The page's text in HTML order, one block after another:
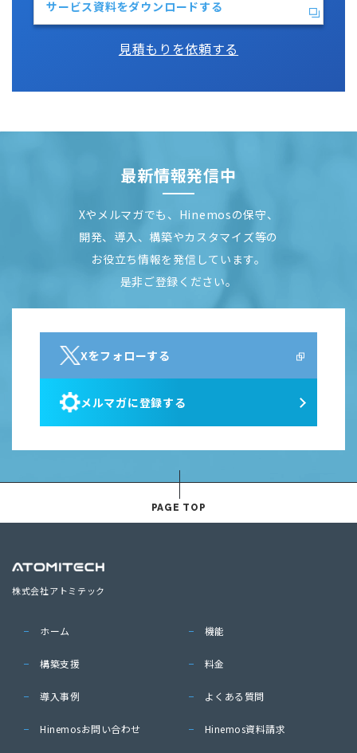
サービス資料をダウンロードする
見積もりを依頼する
最新情報発信中
Xやメルマガでも、Hinemosの保守、
開発、導入、構築やカスタマイズ等の
お役立ち情報を発信しています。
是非ご登録ください。
Xをフォローする
メルマガに登録する
PAGE TOP
株式会社アトミテック
ホーム 機能
構築支援 料金
導入事例 よくある質問
Hinemosお問い合わせ Hinemos資料請求